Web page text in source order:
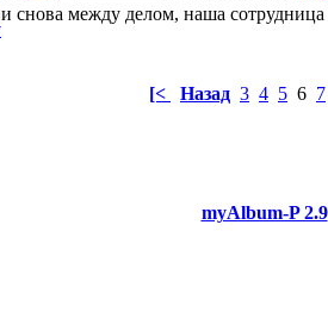
и снова между делом, наша
[< Назад 3 4 5 6 7
myAlbum-P 2.9